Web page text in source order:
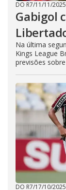
DO R7/11/11/2025
Gabigol
Na última
Kings League
previsões
DO R7/17/10/2025